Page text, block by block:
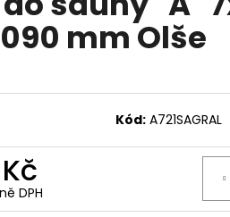
mm Olše
Kód: A721SAGRAL
DPH